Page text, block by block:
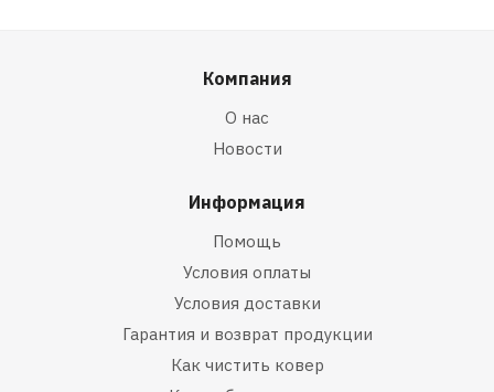
Компания
О нас
Новости
Информация
Помощь
Условия оплаты
Условия доставки
Гарантия и возврат продукции
Как чистить ковер